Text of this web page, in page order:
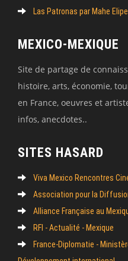
Las Patronas par Mahe Elipe
MEXICO-MEXIQUE
Site de partage de
histoire, arts, économie,
en France, oeuvres et
infos, anecdotes..
SITES HASARD
Viva Mexico Rencontres
Association pour la
Alliance Française au
RFI - Actualité - Mexique
France-Diplomatie -